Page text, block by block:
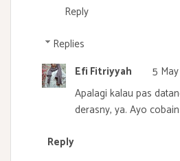
Reply
Replies
Efi Fitriyyah
5
Apalagi kalau pas
derasny, ya. Ayo
Reply